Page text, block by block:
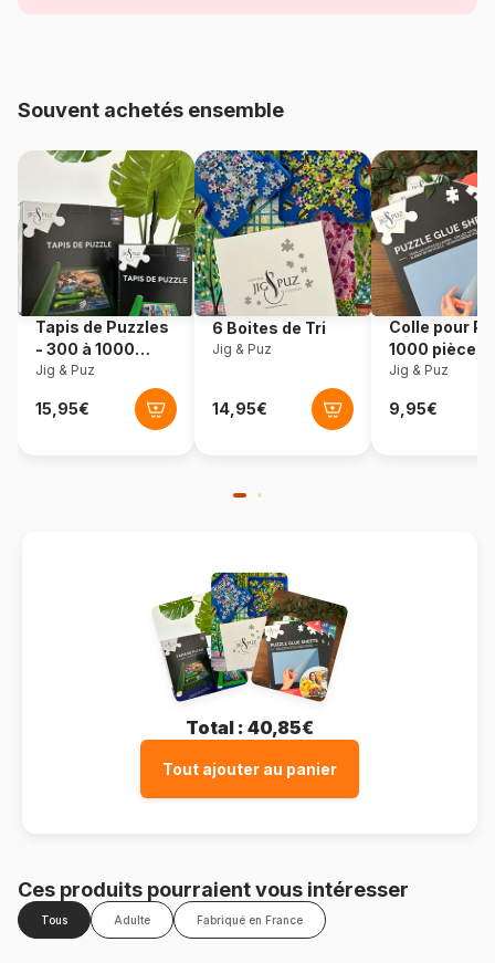
Provenance Allemagne
Ravensburger-16903
EAN 4005556169030
Nombre de pièces 1000 pièces
Dimensions 70 x 50 cm
Souvent achetés ensemble
Tapis de Puzzles
- 300 à 1000
pièces
Jig & Puz
6 Boites de Tri
Jig & Puz
Colle pour
1000 pièces
Jig & Puz
Total : 40,85€
Tout ajouter au panier
Ces produits pourraient vous intéresser
Tous Adulte Fabriqué en France